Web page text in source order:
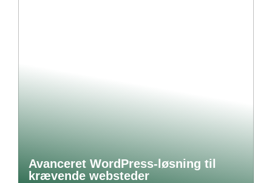
Avanceret WordPress-løsning til
krævende websteder